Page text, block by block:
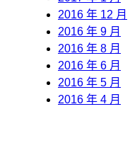
2016 年 12 月
2016 年 9 月
2016 年 8 月
2016 年 6 月
2016 年 5 月
2016 年 4 月